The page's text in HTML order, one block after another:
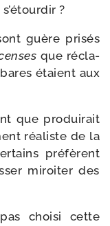
?
guère pri­sés
que récla­
étaient aux
que pro­dui­rait
réa­liste de la
pré­fèrent
miroi­ter des
choi­si cette